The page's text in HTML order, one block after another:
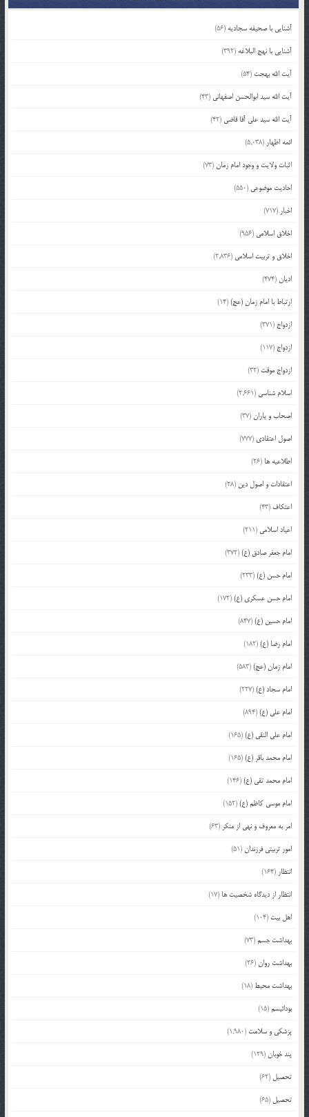
آشنایی با صحیفه سجادیه (56)
آشنایی با نهج البلاغه (392)
آیت الله بهجت (54)
آیت الله سید ابوالحسن اصفهانی (43)
آیت الله سید علی آقا قاضی (42)
ائمه اطهار (5,038)
اثبات ولایت و وجود امام زمان (73)
احادیث موضوعی (550)
اخبار (717)
اخلاق اسلامی (956)
اخلاق و تربیت اسلامی (2,836)
ادیان (474)
ارتباط با امام زمان (عج)(14)
ازدواج (371)
ازدواج (117)
ازدواج موقت (32)
اسلام شناسی (2,661)
اصحاب و یاران (37)
اصول اعتقادی (777)
اطلاعیه ها (26)
اعتقادات و اصول دین (28)
اعتکاف (43)
اعیاد اسلامی (211)
امام جعفر صادق (ع)(372)
امام حسن (ع)(233)
امام حسن عسکری (ع)(172)
امام حسین (ع)(847)
امام رضا (ع)(182)
امام زمان (عج)(583)
امام سجاد (ع)(227)
امام علی (ع)(894)
امام علی النقی (ع)(165)
امام محمد باقر (ع)(165)
امام محمد تقی (ع)(146)
امام موسی کاظم (ع)(152)
امر به معروف و نهی از منکر (63)
امور تربیتی فرزندان (51)
انتظار (164)
انتظار از دیدگاه شخصیت ها (17)
اهل بیت (104)
بهداشت جسم(73)
بهداشت روان (26)
بهداشت محیط (18)
بودائیسم(15)
پزشکی و سلامت (1,980)
پند خوبان (129)
تحصیل (62)
تحصیل (65)